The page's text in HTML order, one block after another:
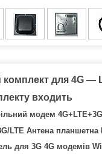
для 4G —
входить
модем
LTE Антена планшетна
для 3G 4G модемів